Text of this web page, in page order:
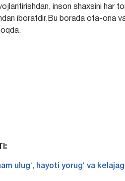
inson shaxsini har
iboratdir.Bu borada ota-ona va
ulugʻ, hayoti yorugʻ va